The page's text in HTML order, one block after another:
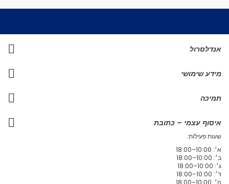
אנדלסרול
מידע שימושי
תמיכה
איסוף עצמי – כתובת
שעות פעילות:
א׳: 10:00–18:00
ב׳: 10:00–18:00
ג׳: 10:00–18:00
ד׳: 10:00–18:00